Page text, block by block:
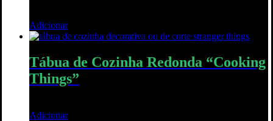
Adicionar
Tábua de Cozinha Redonda “Cooking
Things”
Adicionar